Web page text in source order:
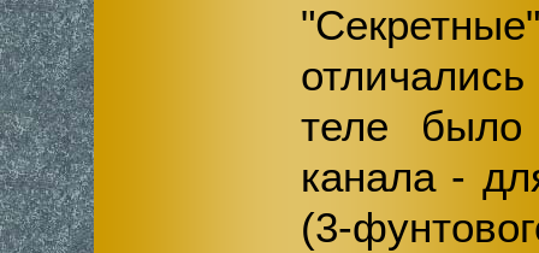
теле было
канала -
(3-